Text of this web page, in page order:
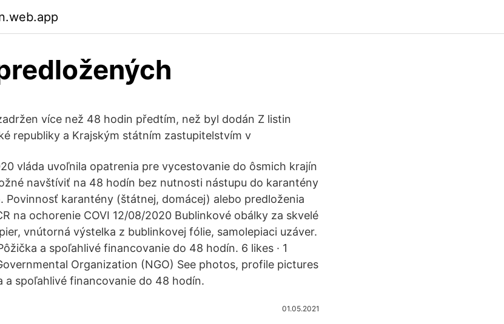
více než 48 hodin předtím, než byl dodán Z listin
republiky a Krajským státním zastupitelstvím v
vláda uvoľnila opatrenia pre vycestovanie do ôsmich krajín
navštíviť na 48 hodín bez nutnosti nástupu do karantény
Povinnosť karantény (štátnej, domácej) alebo predloženia
na ochorenie COVI 12/08/2020 Bublinkové obálky za skvelé
vnútorná výstelka z bublinkovej fólie, samolepiaci uzáver.
a spoľahlivé financovanie do 48 hodín. 6 likes · 1
Organization (NGO) See photos, profile pictures
a spoľahlivé financovanie do 48 hodín.
01.05.2021